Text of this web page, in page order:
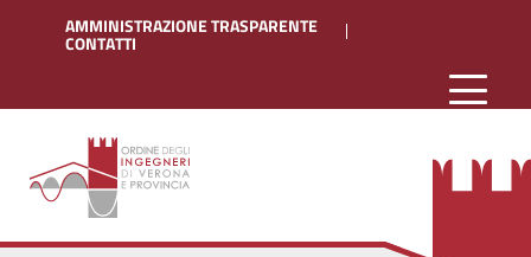
AMMINISTRAZIONE TRASPARENTE
CONTATTI